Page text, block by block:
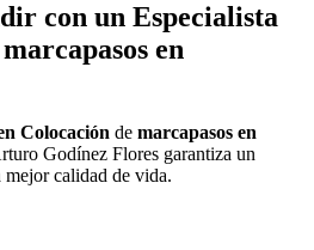
con un Especialista
marcapasos en
Colocación de marcapasos en
Godínez Flores garantiza un
calidad de vida.